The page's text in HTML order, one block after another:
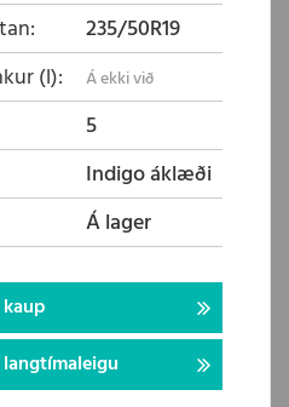
235/50R19
(l)
5
Indigo áklæði
Á lager